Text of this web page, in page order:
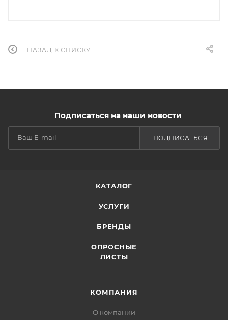
НАЗАД К СПИСКУ
Подписаться на наши новости
ПОДПИСАТЬСЯ
КАТАЛОГ
УСЛУГИ
БРЕНДЫ
ОПРОСНЫЕ
ЛИСТЫ
КОМПАНИЯ
О компании